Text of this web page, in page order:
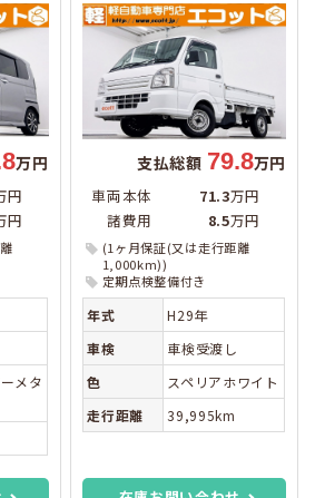
万円
円
円
メタ
支払総額 79.8万円
車両本体 71.3万円
諸費用
8.5万円
(1ヶ月保証(又は走行距離
1,000km))
定期点検整備付き
年式
H29年
車検
車検受渡し
色
スペリアホワイト
走行距離
39,995km